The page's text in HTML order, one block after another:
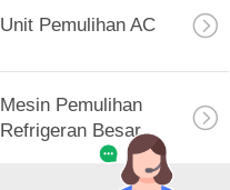
Unit Pemulihan AC
Mesin Pemulihan
Refrigeran Besar